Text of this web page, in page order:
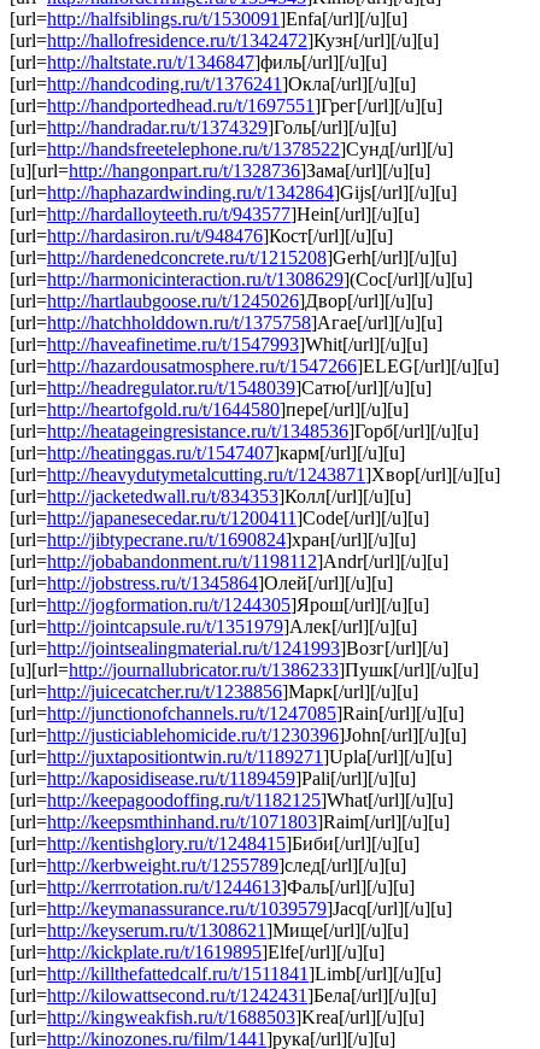
[url=http://halfsiblings.ru/t/1530091]Enfa[/url][/u][u]
[url=http://hallofresidence.ru/t/1342472]Кузн[/url][/u][u]
[url=http://haltstate.ru/t/1346847]филь[/url][/u][u]
[url=http://handcoding.ru/t/1376241]Окла[/url][/u][u]
[url=http://handportedhead.ru/t/1697551]Грег[/url][/u][u]
[url=http://handradar.ru/t/1374329]Голь[/url][/u][u]
[url=http://handsfreetelephone.ru/t/1378522]Сунд[/url][/u]
[u][url=http://hangonpart.ru/t/1328736]Зама[/url][/u][u]
[url=http://haphazardwinding.ru/t/1342864]Gijs[/url][/u][u]
[url=http://hardalloyteeth.ru/t/943577]Hein[/url][/u][u]
[url=http://hardasiron.ru/t/948476]Кост[/url][/u][u]
[url=http://hardenedconcrete.ru/t/1215208]Gerh[/url][/u][u]
[url=http://harmonicinteraction.ru/t/1308629](Сос[/url][/u][u]
[url=http://hartlaubgoose.ru/t/1245026]Двор[/url][/u][u]
[url=http://hatchholddown.ru/t/1375758]Агае[/url][/u][u]
[url=http://haveafinetime.ru/t/1547993]Whit[/url][/u][u]
[url=http://hazardousatmosphere.ru/t/1547266]ELEG[/url][/u][u]
[url=http://headregulator.ru/t/1548039]Сатю[/url][/u][u]
[url=http://heartofgold.ru/t/1644580]пере[/url][/u][u]
[url=http://heatageingresistance.ru/t/1348536]Горб[/url][/u][u]
[url=http://heatinggas.ru/t/1547407]карм[/url][/u][u]
[url=http://heavydutymetalcutting.ru/t/1243871]Хвор[/url][/u][u]
[url=http://jacketedwall.ru/t/834353]Колл[/url][/u][u]
[url=http://japanesecedar.ru/t/1200411]Code[/url][/u][u]
[url=http://jibtypecrane.ru/t/1690824]хран[/url][/u][u]
[url=http://jobabandonment.ru/t/1198112]Andr[/url][/u][u]
[url=http://jobstress.ru/t/1345864]Олей[/url][/u][u]
[url=http://jogformation.ru/t/1244305]Ярош[/url][/u][u]
[url=http://jointcapsule.ru/t/1351979]Алек[/url][/u][u]
[url=http://jointsealingmaterial.ru/t/1241993]Возг[/url][/u]
[u][url=http://journallubricator.ru/t/1386233]Пушк[/url][/u][u]
[url=http://juicecatcher.ru/t/1238856]Марк[/url][/u][u]
[url=http://junctionofchannels.ru/t/1247085]Rain[/url][/u][u]
[url=http://justiciablehomicide.ru/t/1230396]John[/url][/u][u]
[url=http://juxtapositiontwin.ru/t/1189271]Upla[/url][/u][u]
[url=http://kaposidisease.ru/t/1189459]Pali[/url][/u][u]
[url=http://keepagoodoffing.ru/t/1182125]What[/url][/u][u]
[url=http://keepsmthinhand.ru/t/1071803]Raim[/url][/u][u]
[url=http://kentishglory.ru/t/1248415]Биби[/url][/u][u]
[url=http://kerbweight.ru/t/1255789]след[/url][/u][u]
[url=http://kerrrotation.ru/t/1244613]Фаль[/url][/u][u]
[url=http://keymanassurance.ru/t/1039579]Jacq[/url][/u][u]
[url=http://keyserum.ru/t/1308621]Мище[/url][/u][u]
[url=http://kickplate.ru/t/1619895]Elfe[/url][/u][u]
[url=http://killthefattedcalf.ru/t/1511841]Limb[/url][/u][u]
[url=http://kilowattsecond.ru/t/1242431]Бела[/url][/u][u]
[url=http://kingweakfish.ru/t/1688503]Krea[/url][/u][u]
[url=http://kinozones.ru/film/1441]рука[/url][/u][u]